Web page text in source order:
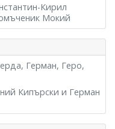
Кирил
Мокий
Герман, Геро,
Кипърски и Герман